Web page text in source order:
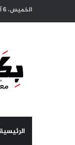
الخميس، 6 آب 2026
الرئيسية